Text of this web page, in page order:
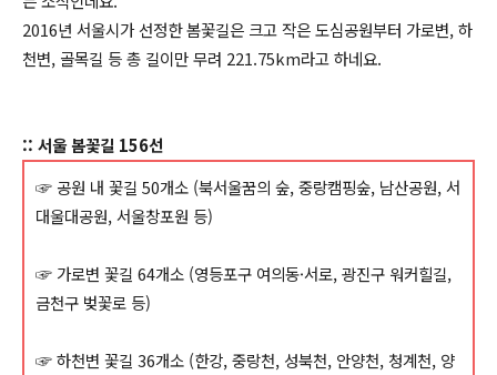
2016년 서울시가 선정한 봄꽃길은 크고 작은 도심공원부터 가로변, 하
천변, 골목길 등 총 길이만 무려 221.75km라고 하네요.
:: 서울 봄꽃길 156선
☞ 공원 내 꽃길 50개소 (북서울꿈의 숲, 중랑캠핑숲, 남산공원, 서
대울대공원, 서울창포원 등)
☞ 가로변 꽃길 64개소 (영등포구 여의동·서로, 광진구 워커힐길,
금천구 벚꽃로 등)
☞ 하천변 꽃길 36개소 (한강, 중랑천, 성북천, 안양천, 청계천, 양